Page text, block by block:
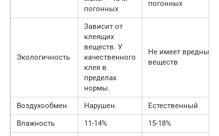
погонных
погонных
Экологичность
Зависит от
клеящих
веществ. У
качественного
клея в
пределах
нормы.
Не имеет вредных
веществ
Воздухообмен Нарушен
Естественный
Влажность
11-14%
15-18%